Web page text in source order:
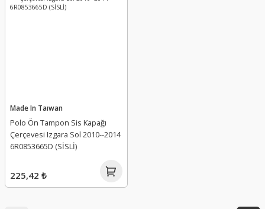
Made In Taıwan
Polo Ön Tampon Sis Kapağı
Çerçevesi Izgara Sol 2010--2014
6R0853665D (SİSLİ)
225,42 ₺